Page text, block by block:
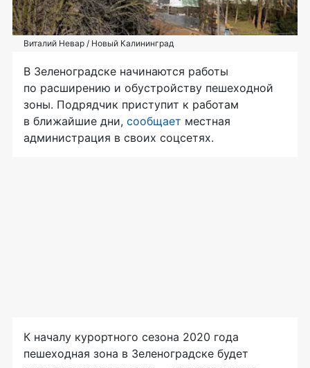
Виталий Невар / Новый Калининград
В Зеленоградске начинаются работы
по расширению и обустройству пешеходной
зоны. Подрядчик приступит к работам
в ближайшие дни, сообщает местная
администрация в своих соцсетях.
К началу курортного сезона 2020 года
пешеходная зона в Зеленоградске будет